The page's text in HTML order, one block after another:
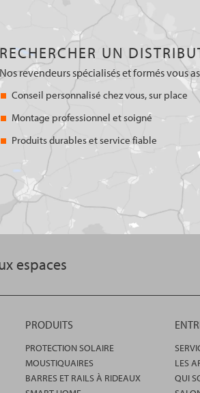
RECHERCHER UN
Nos revendeurs spécialisés et formés vous
Conseil personnalisé chez vous, sur place
Montage professionnel et soigné
Produits durables et service fiable
espaces
PRODUITS
PROTECTION SOLAIRE
MOUSTIQUAIRES
BARRES ET RAILS À RIDEAUX
LES
QUI